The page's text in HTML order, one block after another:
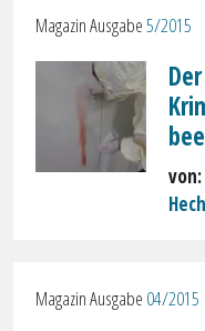
Magazin Ausgabe5/2015
von:
Magazin Ausgabe 04/2015